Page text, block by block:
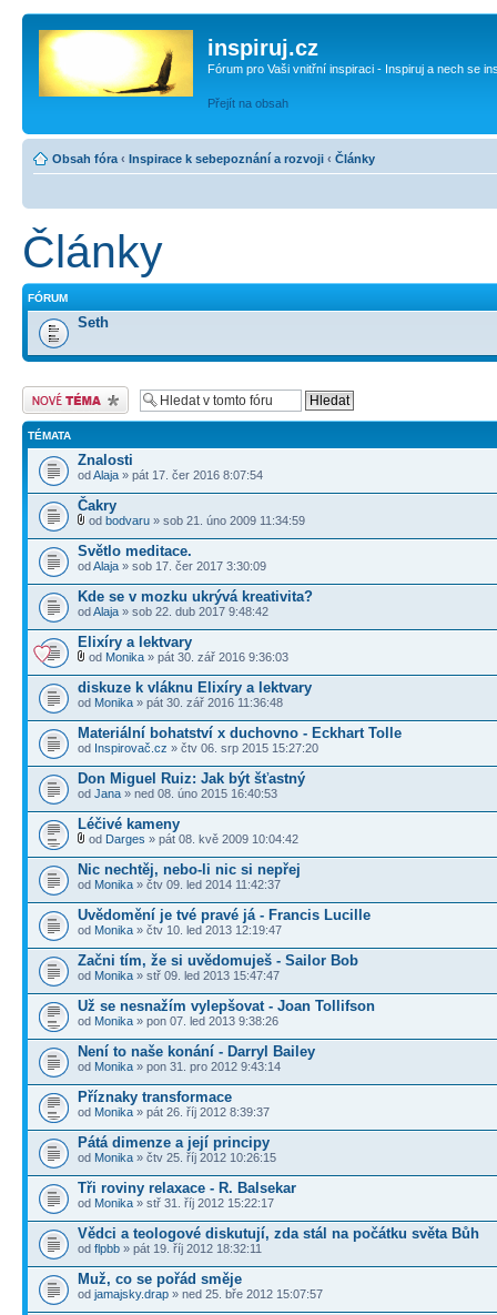
inspiruj.cz
Fórum pro Vaši vnitřní inspiraci - Inspiruj a nech se
Přejít na obsah
Obsah fóra ‹ Inspirace k sebepoznání a rozvoji ‹ Články
Články
FÓRUM
Seth
Odeslat nové téma
TÉMATA
Znalosti
odAlaja » pát 17. čer 2016 8:07:54
Čakry
od bodvaru » sob 21. úno 2009 11:34:59
Světlo meditace.
odAlaja » sob 17. čer 2017 3:30:09
Kde se v mozku ukrývá kreativita?
odAlaja » sob 22. dub 2017 9:48:42
Elixíry a lektvary
od Monika » pát 30. zář 2016 9:36:03
diskuze k vláknu Elixíry a lektvary
od Monika » pát 30. zář 2016 11:36:48
Materiální bohatství x duchovno - Eckhart Tolle
od Inspirovač.cz » čtv 06. srp 2015 15:27:20
Don Miguel Ruiz: Jak být šťastný
od Jana » ned 08. úno 2015 16:40:53
Léčivé kameny
od Darges » pát 08. kvě 2009 10:04:42
Nic nechtěj, nebo-li nic si nepřej
od Monika » čtv 09. led 2014 11:42:37
Uvědomění je tvé pravé já - Francis Lucille
od Monika » čtv 10. led 2013 12:19:47
Začni tím, že si uvědomuješ - Sailor Bob
od Monika » stř 09. led 2013 15:47:47
Už se nesnažím vylepšovat - Joan Tollifson
od Monika » pon 07. led 2013 9:38:26
Není to naše konání - Darryl Bailey
od Monika » pon 31. pro 2012 9:43:14
Příznaky transformace
od Monika » pát 26. říj 2012 8:39:37
Pátá dimenze a její principy
od Monika » čtv 25. říj 2012 10:26:15
Tři roviny relaxace - R. Balsekar
od Monika » stř 31. říj 2012 15:22:17
Vědci a teologové diskutují, zda stál na počátku světa Bůh
od flpbb » pát 19. říj 2012 18:32:11
Muž, co se pořád směje
od jamajsky.drap » ned 25. bře 2012 15:07:57